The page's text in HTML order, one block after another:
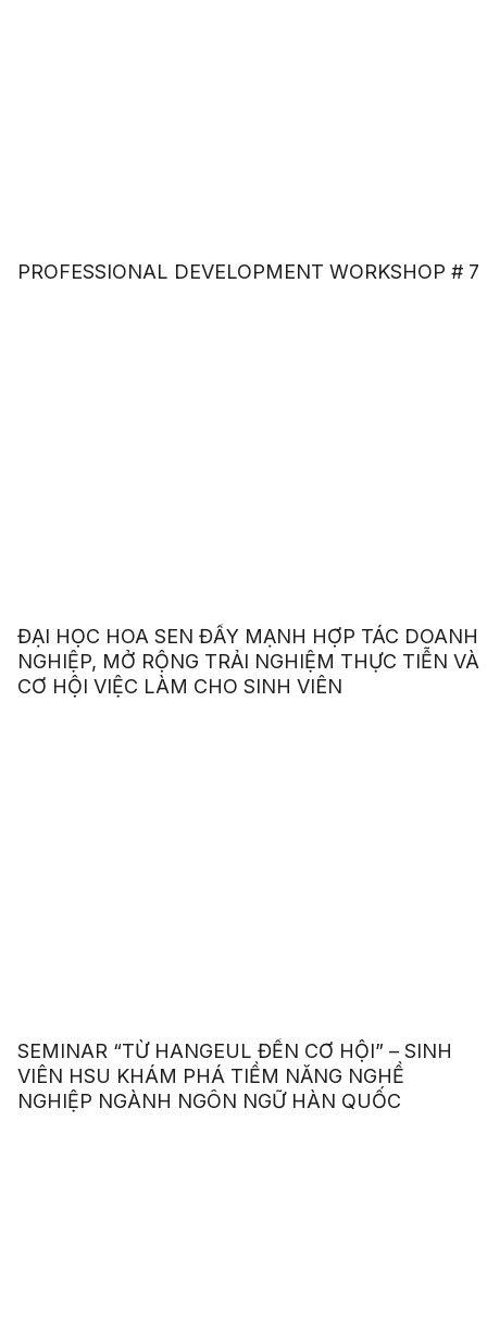
PROFESSIONAL DEVELOPMENT WORKSHOP # 7
ĐẠI HỌC HOA SEN ĐẨY MẠNH HỢP TÁC DOANH
NGHIỆP, MỞ RỘNG TRẢI NGHIỆM THỰC TIỄN VÀ
CƠ HỘI VIỆC LÀM CHO SINH VIÊN
SEMINAR “TỪ HANGEUL ĐẾN CƠ HỘI” – SINH
VIÊN HSU KHÁM PHÁ TIỀM NĂNG NGHỀ
NGHIỆP NGÀNH NGÔN NGỮ HÀN QUỐC